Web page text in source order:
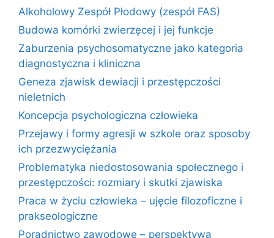
Alkoholowy Zespół Płodowy (zespół FAS)
Budowa komórki zwierzęcej i jej funkcje
Zaburzenia psychosomatyczne jako kategoria
diagnostyczna i kliniczna
Geneza zjawisk dewiacji i przestępczości
nieletnich
Koncepcja psychologiczna człowieka
Przejawy i formy agresji w szkole oraz sposoby
ich przezwyciężania
Problematyka niedostosowania społecznego i
przestępczości: rozmiary i skutki zjawiska
Praca w życiu człowieka – ujęcie filozoficzne i
prakseologiczne
Poradnictwo zawodowe – perspektywa